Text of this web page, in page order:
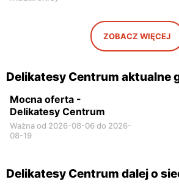
ZOBACZ WIĘCEJ
Delikatesy Centrum aktualne
Mocna oferta -
Delikatesy Centrum
Ważna od 2026-08-06 do 2026-
08-19
Delikatesy Centrum dalej o